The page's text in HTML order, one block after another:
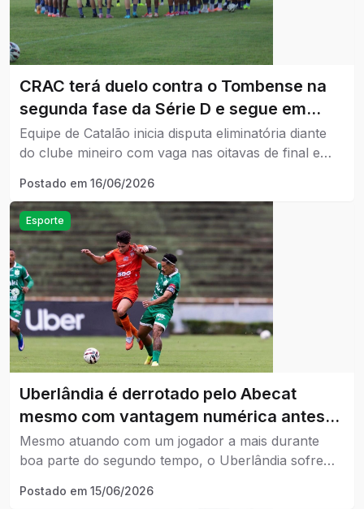
CRAC terá duelo contra o Tombense na
segunda fase da Série D e segue em
busca do acesso.
Equipe de Catalão inicia disputa eliminatória diante
do clube mineiro com vaga nas oitavas de final e
Postado em 16/06/2026
Esporte
Uberlândia é derrotado pelo Abecat
mesmo com vantagem numérica antes
do mata-mata da Série D
Mesmo atuando com um jogador a mais durante
boa parte do segundo tempo, o Uberlândia sofre
fase de grupos da Série D sem vencer há quatro
Postado em 15/06/2026